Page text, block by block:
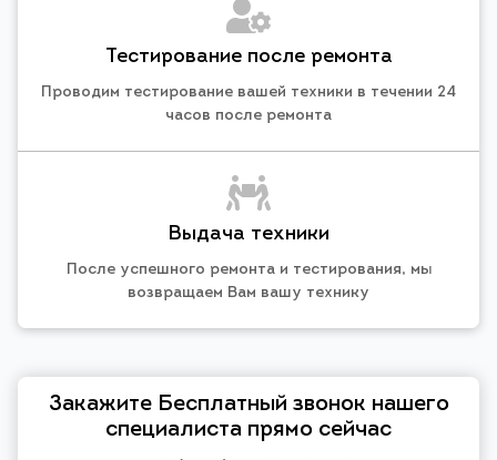
Тестирование после ремонта
Проводим тестирование вашей техники в течении 24
часов после ремонта
Выдача техники
После успешного ремонта и тестирования, мы
возвращаем Вам вашу технику
Закажите Бесплатный звонок нашего
специалиста прямо сейчас